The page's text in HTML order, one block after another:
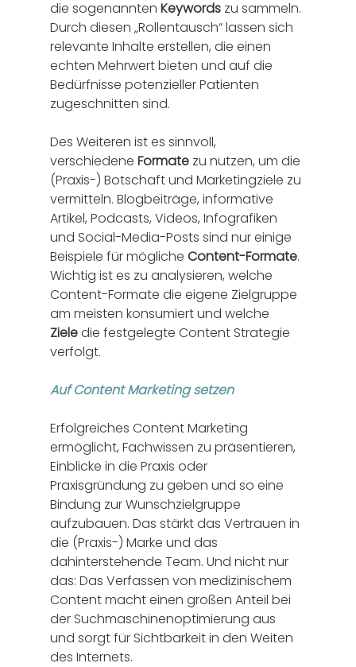
die sogenannten Keywords zu sammeln.
Durch diesen „Rollentausch“ lassen sich
relevante Inhalte erstellen, die einen
echten Mehrwert bieten und auf die
Bedürfnisse potenzieller Patienten
zugeschnitten sind.
Des Weiteren ist es sinnvoll,
verschiedene Formate zu nutzen, um die
(Praxis-) Botschaft und Marketingziele zu
vermitteln. Blogbeiträge, informative
Artikel, Podcasts, Videos, Infografiken
und Social-Media-Posts sind nur einige
Beispiele für mögliche Content-Formate.
Wichtig ist es zu analysieren, welche
Content-Formate die eigene Zielgruppe
am meisten konsumiert und welche
Ziele die festgelegte Content Strategie
verfolgt.
Auf Content Marketing setzen
Erfolgreiches Content Marketing
ermöglicht, Fachwissen zu präsentieren,
Einblicke in die Praxis oder
Praxisgründung zu geben und so eine
Bindung zur Wunschzielgruppe
aufzubauen. Das stärkt das Vertrauen in
die (Praxis-) Marke und das
dahinterstehende Team. Und nicht nur
das: Das Verfassen von medizinischem
Content macht einen großen Anteil bei
der Suchmaschinenoptimierung aus
und sorgt für Sichtbarkeit in den Weiten
des Internets.